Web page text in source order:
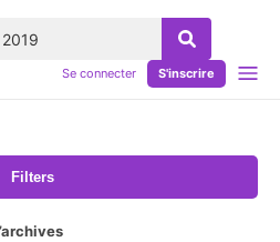
Se connecter S'inscrire
Filters